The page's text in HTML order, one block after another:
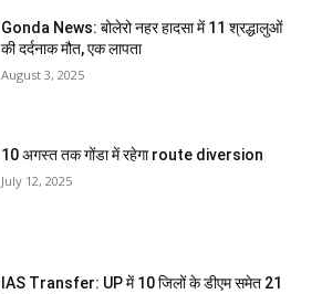
Gonda News: बोलेरो नहर हादसा में 11 श्रद्धालुओं
की दर्दनाक मौत, एक लापता
August 3, 2025
10 अगस्त तक गोंडा में रहेगा route diversion
July 12, 2025
IAS Transfer: UP में 10 जिलों के डीएम समेत 21